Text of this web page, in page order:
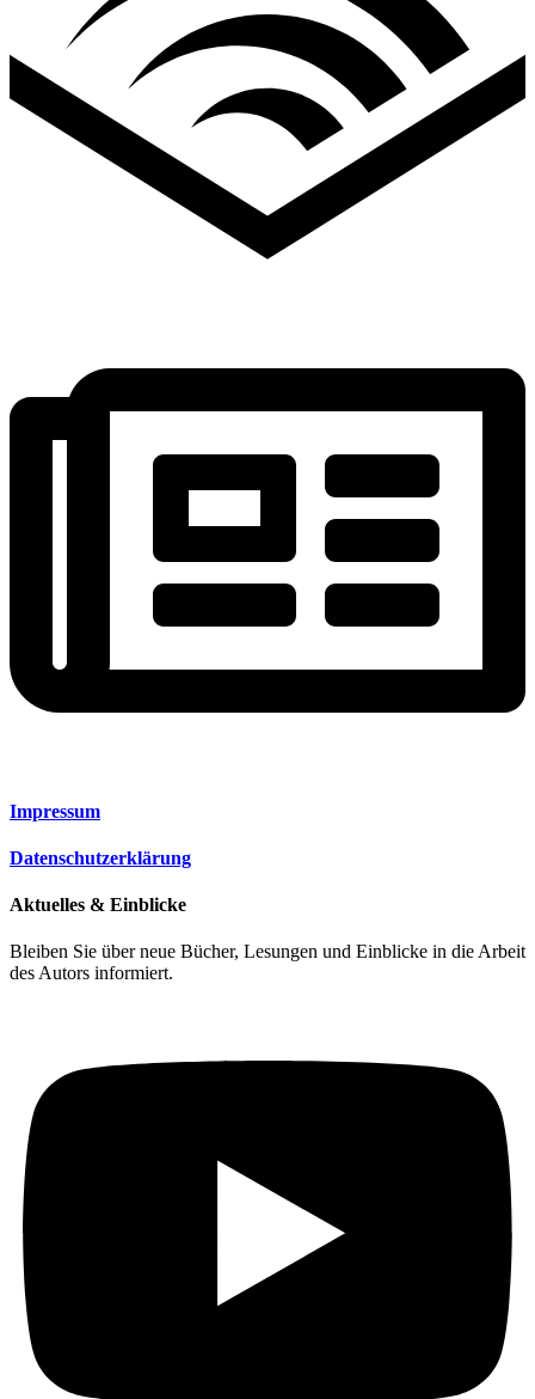
Impressum
Datenschutzerklärung
Aktuelles & Einblicke
Bleiben Sie über neue Bücher, Lesungen und Einblicke in die Arbeit
des Autors informiert.